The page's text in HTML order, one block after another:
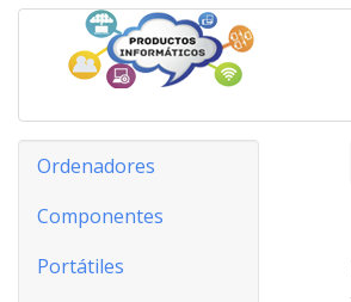
Ordenadores
Componentes
Portátiles